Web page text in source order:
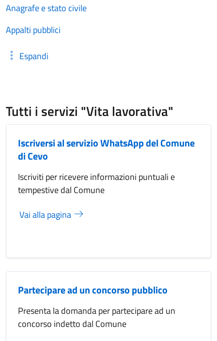
Anagrafe e stato civile
Appalti pubblici
Espandi
Tutti i servizi "Vita lavorativa"
Iscriversi al servizio WhatsApp del Comune
di Cevo
Iscriviti per ricevere informazioni puntuali e
tempestive dal Comune
Vai alla pagina
Partecipare ad un concorso pubblico
Presenta la domanda per partecipare ad un
concorso indetto dal Comune